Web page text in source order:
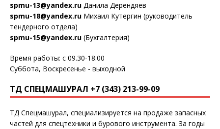
spmu-13@yandex.ru Данила Дерендяев
spmu-18@yandex.ru Михаил Кутергин (руководитель
тендерного отдела)
spmu-15@yandex.ru (Бухгалтерия)
Время работы: с 09.30-18.00
Суббота, Воскресенье - выходной
ТД СПЕЦМАШУРАЛ +7 (343) 213-99-09
ТД Спецмашурал, специализируется на продаже запасных
частей для спецтехники и бурового инструмента. За годы